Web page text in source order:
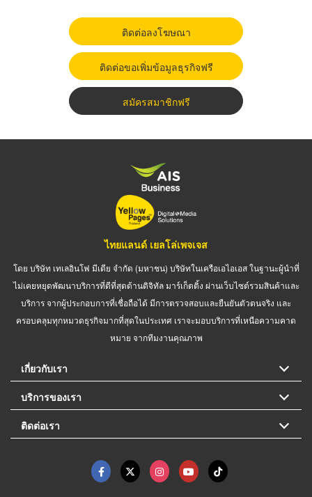
ติดต่อลงโฆษณา
ติดต่อขอเพิ่มข้อมูลธุรกิจฟรี
สมัครสมาชิกฟรี
ไทยแลนด์ เยลโล่เพจเจส
โดย บริษัท เทเลอินโฟ มีเดีย จำกัด (มหาชน) บริษัทในเครือเอไอเอส ในฐานะผู้นำที่
ไม่เคยหยุดพัฒนาบริการที่ดีที่สุดด้านดิจิทัล มาร์เก็ตติ้ง ผ่านเว็บไซต์รวมสินค้าและ
บริการ จากผู้ประกอบการที่เชื่อถือได้ มีการตรวจสอบและยืนยันตัวตนจริง และ
ครอบคลุมทุกหมวดธุรกิจมากที่สุดในประเทศ เราจะมอบบริการที่เหนือความคาด
หมาย จากทีมงานคุณภาพ
เกี่ยวกับเรา
บริการของเรา
ติดต่อเรา